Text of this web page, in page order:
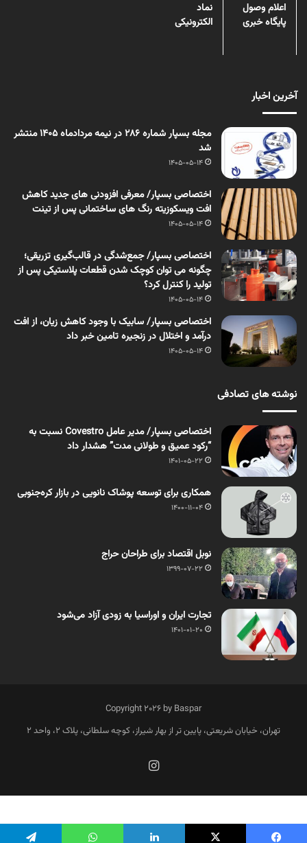
اعلام وصول
پایگاه خبری
نماد
الکترونیکی
آخرین اخبار
مجله بسپار شماره 286 در نیمه مردادماه 1405 منتشر
شد
1405-05-14
اختصاصی بسپار/ معرفی افزودنی های جدید کاهش
افت ویسکوزیته رنگ های ساختمانی پس از تینت
1405-05-14
اختصاصی بسپار/ جمع‌شدگی در قالب‌گیری تزریقی؛
چگونه می توان کوچک شدن قطعات پلاستیکی پس از
تولید را کنترل کرد؟
1405-05-14
اختصاصی بسپار/ سابیک با وجود کاهش زیان، از افت
درآمد و اختلال در زنجیره تامین خبر داد
1405-05-14
نوشته های تصادفی
اختصاصی بسپار/ مدیر عامل Covestro نسبت به
“رکود عمیق و طولانی مدت” هشدار داد
1401-05-22
همکاری برای توسعه پوشاک نانویی در بازار کره‌جنوبی
1400-11-04
نوبل اقتصاد برای طراحان حراج
1399-07-22
تجارت ایران و اوراسیا به زودی آزاد می‌شود
1401-01-20
Copyright 2026 by Baspar
تهران، خیابان شریعتی، پایین تر از بهار شیراز، کوچه سلطانی، پلاک 2، واحد 2
فارسی